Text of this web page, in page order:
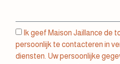
Ik geef Maison Jaillance de
persoonlijk te contacteren in
diensten. Uw persoonlijke